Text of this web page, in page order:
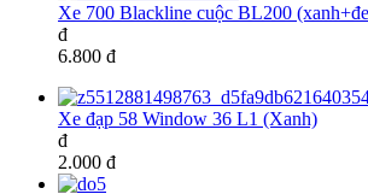
Xe 700 Blackline cuộc BL200
đ
6.800 đ
Xe đạp 58 Window 36 L1 (Xanh)
đ
2.000 đ